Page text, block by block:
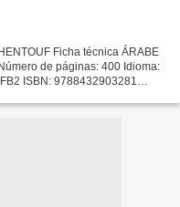
Ficha técnica ÁRABE
de páginas: 400 Idioma:
ISBN: 9788432903281